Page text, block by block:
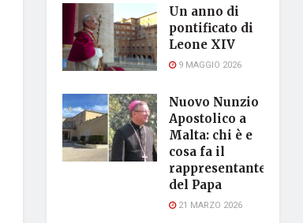
Un anno di
pontificato di
Leone XIV
9 MAGGIO 2026
Nuovo Nunzio
Apostolico a
Malta: chi è e
cosa fa il
rappresentante
del Papa
21 MARZO 2026